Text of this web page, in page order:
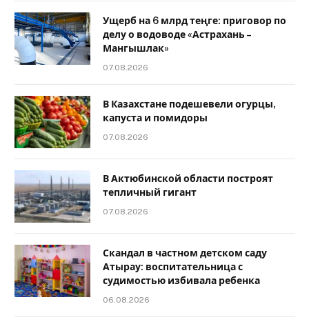
Ущерб на 6 млрд теңге: приговор по
делу о водоводе «Астрахань –
Мангышлак»
07.08.2026
В Казахстане подешевели огурцы,
капуста и помидоры
07.08.2026
В Актюбинской области построят
тепличный гигант
07.08.2026
Скандал в частном детском саду
Атырау: воспитательница с
судимостью избивала ребенка
06.08.2026